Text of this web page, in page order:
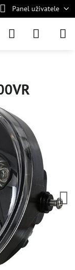
Panel uživatele